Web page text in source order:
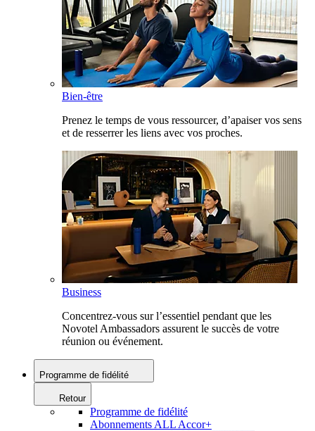
Bien-être
Prenez le temps de vous ressourcer, d’apaiser vos sens
et de resserrer les liens avec vos proches.
Business
Concentrez-vous sur l’essentiel pendant que les
Novotel Ambassadors assurent le succès de votre
réunion ou événement.
Programme de fidélité
Retour
Programme de fidélité
Abonnements ALL Accor+